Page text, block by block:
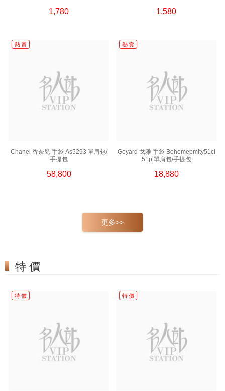
1,780 1,580
Chanel 香奈兒 手袋 As5293 單肩包/
手提包
58,800
熱 賣
Goyard 戈雅 手袋 Bohemepmlty51cl
51p 單肩包/手提包
18,880
熱 賣
更多>>
特 價
特 價 特 價